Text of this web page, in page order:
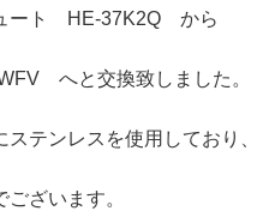
ート HE-37K2Q から
へと交換致しました。
テンレスを使用しており、
ざいます。